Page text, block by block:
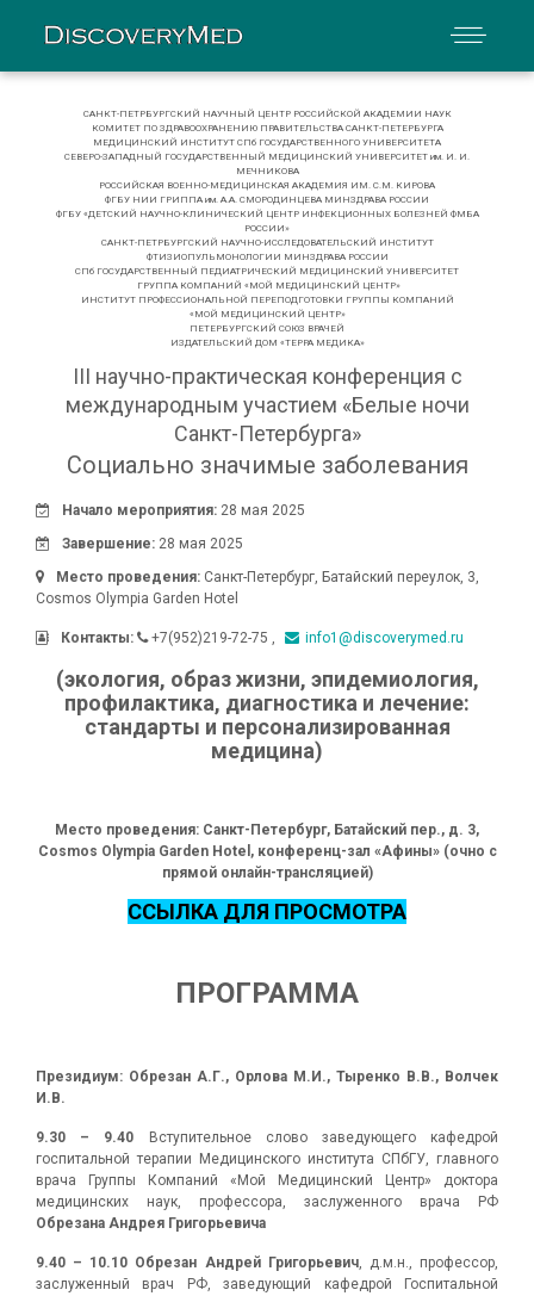
САНКТ-ПЕТРБУРГСКИЙ НАУЧНЫЙ ЦЕНТР РОССИЙСКОЙ АКАДЕМИИ НАУК
КОМИТЕТ ПО ЗДРАВООХРАНЕНИЮ ПРАВИТЕЛЬСТВА САНКТ-ПЕТЕРБУРГА
МЕДИЦИНСКИЙ ИНСТИТУТ СПб ГОСУДАРСТВЕННОГО УНИВЕРСИТЕТА
СЕВЕРО-ЗАПАДНЫЙ ГОСУДАРСТВЕННЫЙ МЕДИЦИНСКИЙ УНИВЕРСИТЕТ им. И. И.
МЕЧНИКОВА
РОССИЙСКАЯ ВОЕННО-МЕДИЦИНСКАЯ АКАДЕМИЯ ИМ. С.М. КИРОВА
ФГБУ НИИ ГРИППА им. А.А. СМОРОДИНЦЕВА МИНЗДРАВА РОССИИ
ФГБУ «ДЕТСКИЙ НАУЧНО-КЛИНИЧЕСКИЙ ЦЕНТР ИНФЕКЦИОННЫХ БОЛЕЗНЕЙ ФМБА
РОССИИ»
САНКТ-ПЕТРБУРГСКИЙ НАУЧНО-ИССЛЕДОВАТЕЛЬСКИЙ ИНСТИТУТ
ФТИЗИОПУЛЬМОНОЛОГИИ МИНЗДРАВА РОССИИ
СПб ГОСУДАРСТВЕННЫЙ ПЕДИАТРИЧЕСКИЙ МЕДИЦИНСКИЙ УНИВЕРСИТЕТ
ГРУППА КОМПАНИЙ «МОЙ МЕДИЦИНСКИЙ ЦЕНТР»
ИНСТИТУТ ПРОФЕССИОНАЛЬНОЙ ПЕРЕПОДГОТОВКИ ГРУППЫ КОМПАНИЙ
«МОЙ МЕДИЦИНСКИЙ ЦЕНТР»
ПЕТЕРБУРГСКИЙ СОЮЗ ВРАЧЕЙ
ИЗДАТЕЛЬСКИЙ ДОМ «ТЕРРА МЕДИКА»
III научно-практическая конференция с
международным участием «Белые ночи
Санкт-Петербурга»
Cоциально значимые заболевания
Начало мероприятия: 28 мая 2025
Завершение: 28 мая 2025
Место проведения: Санкт-Петербург, Батайский переулок, 3,
Cosmos Olympia Garden Hotel
Контакты: +7(952)219-72-75 info1@discoverymed.ru
(экология, образ жизни, эпидемиология,
профилактика, диагностика и лечение:
стандарты и персонализированная
медицина)
Место проведения: Санкт-Петербург, Батайский пер., д. 3,
Cosmos Olympia Garden Hotel ,конференц-зал «Афины» (очно с
прямой онлайн-трансляцией)
ССЫЛКА ДЛЯ ПРОСМОТРА
ПРОГРАММА
Президиум: Обрезан А.Г., Орлова М.И., Тыренко В.В., Волчек
И.В.
9.30 – 9.40 Вступительное слово заведующего кафедрой
госпитальной терапии Медицинского института СПбГУ, главного
врача Группы Компаний «Мой Медицинский Центр» доктора
медицинских наук, профессора, заслуженного врача РФ
Обрезана Андрея Григорьевича
9.40 – 10.10 Обрезан Андрей Григорьевич, д.м.н., профессор,
заслуженный врач РФ, заведующий кафедрой Госпитальной